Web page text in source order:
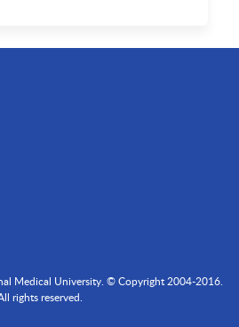
Medical University. © Copyright 2004-2016.
rights reserved.